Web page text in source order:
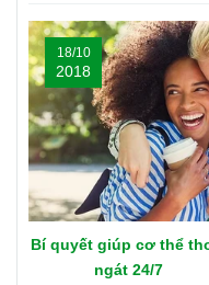
bạn hãy cùng shop tìm
nhé
Bí quyết giúp cơ thể
ngát 24/7
18/10
2018